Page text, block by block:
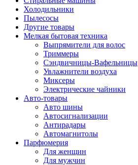
Холодильники
Пылесосы
Другие товары
Мелкая бытовая техника
Выпрямители для волос
Триммеры
Сэндвичницы-Вафельницы
Увлажнители воздуха
Миксеры
Электрические чайники
Авто-товары
Авто шины
Автосигнализации
Антирадары
Автомагнитолы
Парфюмерия
Для женщин
Для мужчин